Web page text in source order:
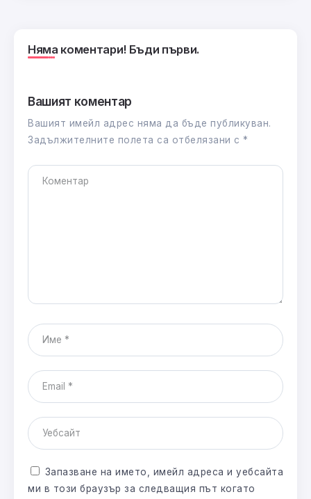
Няма коментари! Бъди първи.
Вашият коментар
Вашият имейл адрес няма да бъде публикуван.
Задължителните полета са отбелязани с *
Запазване на името, имейл адреса и уебсайта
ми в този браузър за следващия път когато